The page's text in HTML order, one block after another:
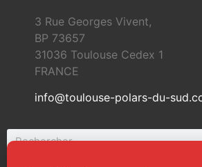
3 Rue Georges Vivent,
BP 73657
31036 Toulouse Cedex 1
FRANCE
info@toulouse-polars-du-